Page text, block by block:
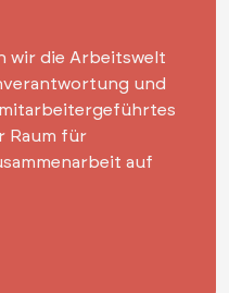
wir die Arbeitswelt
und
Raum für
auf